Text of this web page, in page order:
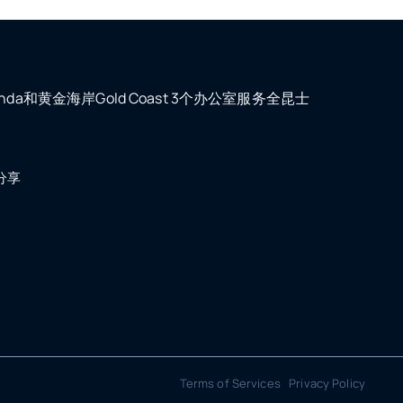
和黄金海岸Gold Coast 3个办公室服务全昆士
享
Terms of Services Privacy Policy